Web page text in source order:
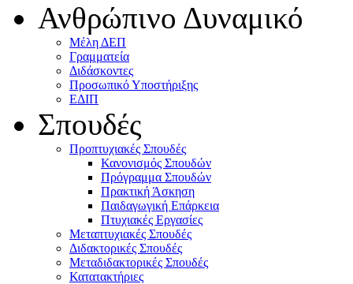
Ανθρώπινο Δυναμικό
Μέλη ΔΕΠ
Γραμματεία
Διδάσκοντες
Προσωπικό Υποστήριξης
ΕΔΙΠ
Σπουδές
Προπτυχιακές Σπουδές
Κανονισμός Σπουδών
Πρόγραμμα Σπουδών
Πρακτική Άσκηση
Παιδαγωγική Επάρκεια
Πτυχιακές Εργασίες
Μεταπτυχιακές Σπουδές
Διδακτορικές Σπουδές
Μεταδιδακτορικές Σπουδές
Κατατακτήριες